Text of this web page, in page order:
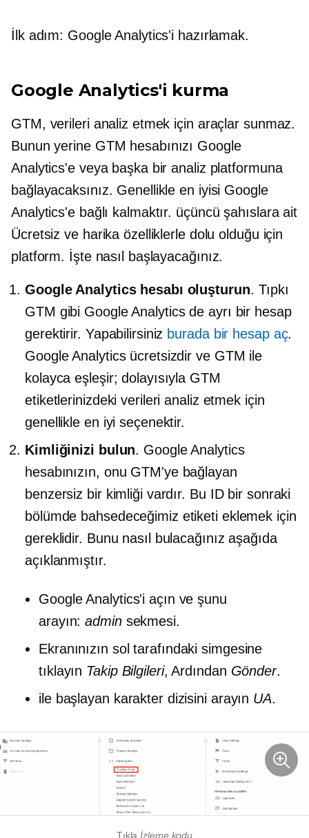
İlk adım: Google Analytics'i hazırlamak.
Google Analytics'i kurma
GTM, verileri analiz etmek için araçlar sunmaz.
Bunun yerine GTM hesabınızı Google
Analytics'e veya başka bir analiz platformuna
bağlayacaksınız. Genellikle en iyisi Google
Analytics'e bağlı kalmaktır. üçüncü şahıslara ait
Ücretsiz ve harika özelliklerle dolu olduğu için
platform. İşte nasıl başlayacağınız.
Google Analytics hesabı oluşturun. Tıpkı
GTM gibi Google Analytics de ayrı bir hesap
gerektirir. Yapabilirsiniz burada bir hesap aç.
Google Analytics ücretsizdir ve GTM ile
kolayca eşleşir; dolayısıyla GTM
etiketlerinizdeki verileri analiz etmek için
genellikle en iyi seçenektir.
Kimliğinizi bulun. Google Analytics
hesabınızın, onu GTM'ye bağlayan
benzersiz bir kimliği vardır. Bu ID bir sonraki
bölümde bahsedeceğimiz etiketi eklemek için
gereklidir. Bunu nasıl bulacağınız aşağıda
açıklanmıştır.
Google Analytics'i açın ve şunu
arayın:adminsekmesi.
Ekranınızın sol tarafındaki simgesine
tıklayın Takip Bilgileri, Ardından Gönder.
ile başlayan karakter dizisini arayın UA.
Tıklaİzleme kodu